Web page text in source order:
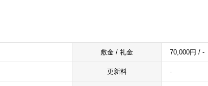
敷金 / 礼金 70,000円 / -
更新料 -